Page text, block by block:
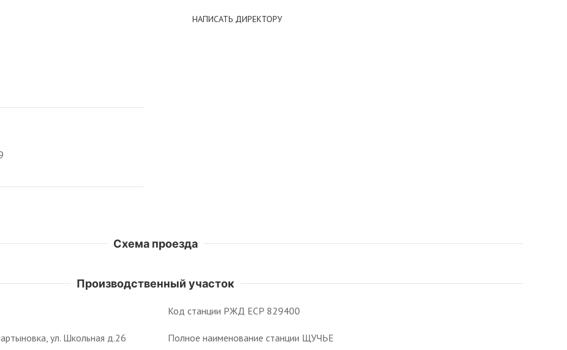
НАПИСАТЬ ДИРЕКТОРУ
Схема проезда
Производственный участок
ул. Школьная д.26
Код станции РЖД ЕСР 829400
Полное наименование станции ЩУЧЬЕ